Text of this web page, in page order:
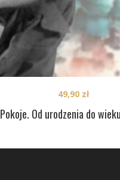
Pokoje. Od urodzenia do
49,90 zł